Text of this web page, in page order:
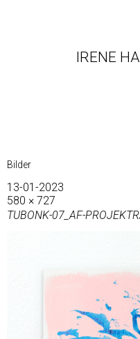
IRENE
Bilder
13-01-2023
580 × 727
TUBONK-07_AF-